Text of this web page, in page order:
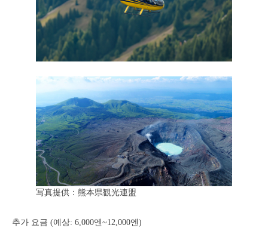
写真提供：熊本県観光連盟
추가 요금 (예상: 6,000엔~12,000엔)